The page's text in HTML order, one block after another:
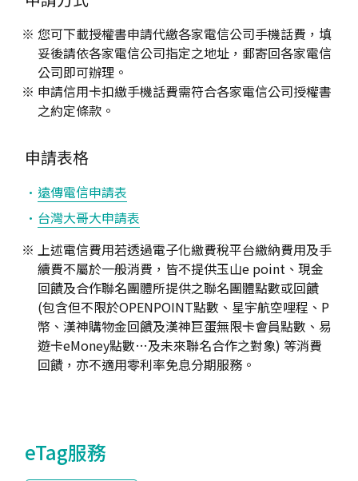
您可下載授權書申請代繳各家電信公司手機話費，填
妥後請依各家電信公司指定之地址，郵寄回各家電信
公司即可辦理。
申請信用卡扣繳手機話費需符合各家電信公司授權書
之約定條款。
申請表格
遠傳電信申請表
台灣大哥大申請表
上述電信費用若透過電子化繳費稅平台繳納費用及手
續費不屬於一般消費，皆不提供玉山e point、現金
回饋及合作聯名團體所提供之聯名團體點數或回饋
(包含但不限於OPENPOINT點數、星宇航空哩程、P
幣、漢神購物金回饋及漢神巨蛋無限卡會員點數、易
遊卡eMoney點數…及未來聯名合作之對象) 等消費
回饋，亦不適用零利率免息分期服務。
eTag服務